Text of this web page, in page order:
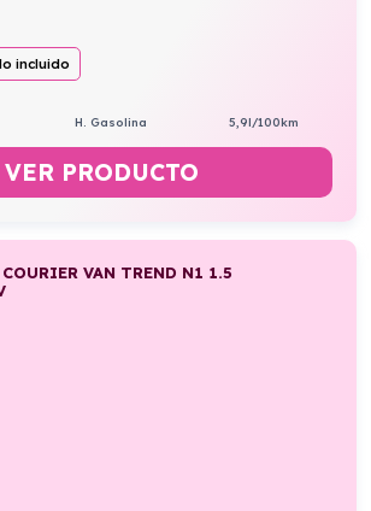
incluido
H. Gasolina 5,9l/100km
VER PRODUCTO
VAN TREND N1 1.5